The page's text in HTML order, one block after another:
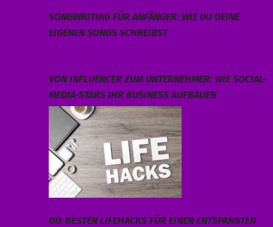
SONGWRITING FÜR ANFÄNGER: WIE DU DEINE
EIGENEN SONGS SCHREIBST
VON INFLUENCER ZUM UNTERNEHMER: WIE SOCIAL-
MEDIA-STARS IHR BUSINESS AUFBAUEN
DIE BESTEN LIFEHACKS FÜR EINEN ENTSPANNTEN